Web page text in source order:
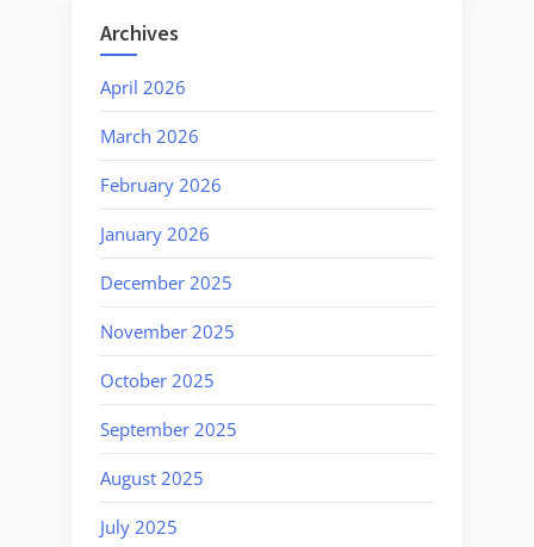
Archives
April 2026
March 2026
February 2026
January 2026
December 2025
November 2025
October 2025
September 2025
August 2025
July 2025